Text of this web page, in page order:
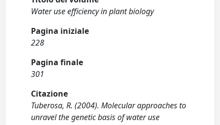
Water use efficiency in plant biology
Pagina iniziale
228
Pagina finale
301
Citazione
Tuberosa, R. (2004). Molecular approaches to
unravel the genetic basis of water use